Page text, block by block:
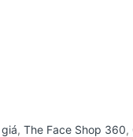
, The Face Shop 360,